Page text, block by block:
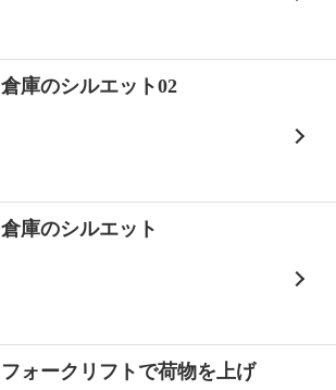
倉庫のシルエット02
倉庫のシルエット
フォークリフトで荷物を上げ